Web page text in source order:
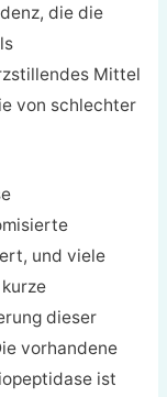
die die
Mittel
von schlechter
und viele
dieser
vorhandene
ist